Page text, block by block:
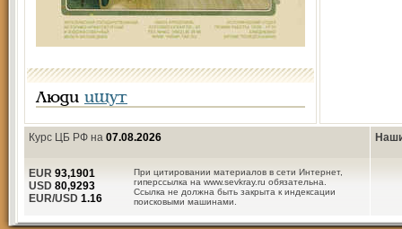
Люди ищут
Курс ЦБ РФ на 07.08.2026
При цитировании материалов в сети Интернет,
гиперссылка на www.sevkray.ru обязательна.
Ссылка не должна быть закрыта к индексации
поисковыми машинами.
EUR 93,1901
USD 80,9293
EUR/USD 1.16